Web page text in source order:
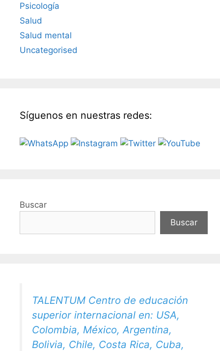
Psicología
Salud
Salud mental
Uncategorised
Síguenos en nuestras redes:
Buscar
Buscar
TALENTUM Centro de educación
superior internacional en: USA,
Colombia, México, Argentina,
Bolivia, Chile, Costa Rica, Cuba,